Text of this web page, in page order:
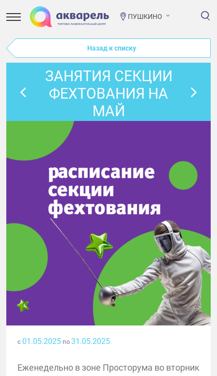
ПУШКИНО
Назад к списку
ЗАНЯТИЯ СЕКЦИИ
ФЕХТОВАНИЯ НА
МАЙ
с 01.05.2025 по 31.05.2025
Еженедельно в зоне Просторума во вторник